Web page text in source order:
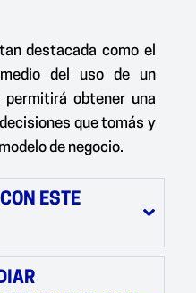
destacada como el
medio del uso de un
obtener una
que tomás y
de negocio.
ESTE